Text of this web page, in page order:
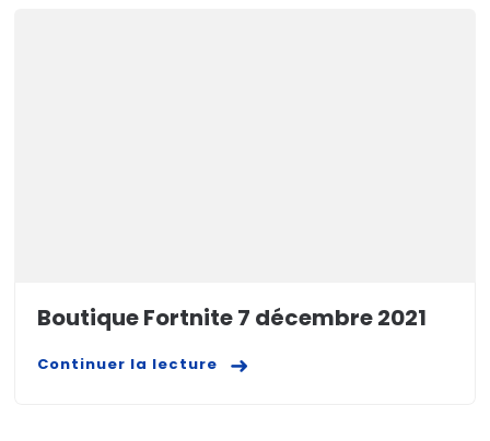
Boutique Fortnite 7 décembre 2021
Continuer la lecture